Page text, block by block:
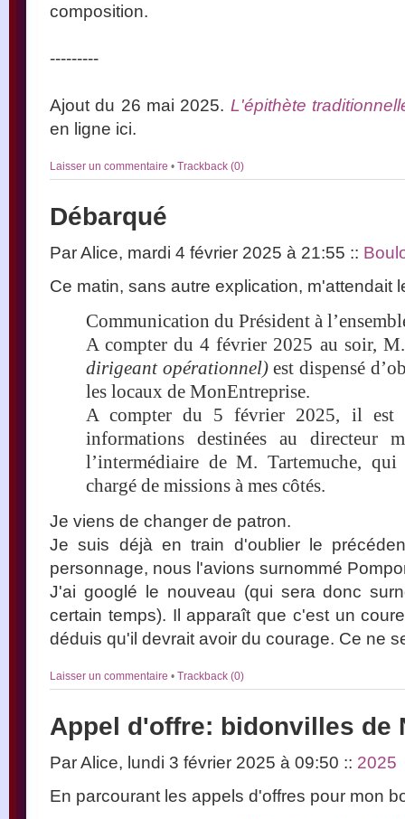
composition.
---------
Ajout du 26 mai 2025. L'épithète
en ligne ici.
Laisser un commentaire • Trackback (0)
Débarqué
Par Alice, mardi 4 février 2025 à 21:55 ::
Ce matin, sans autre explication, m'attendait
Communication du Président à
A compter du 4 février 2025 au soir,
dirigeant opérationnel)est dispensé
les locaux de MonEntreprise.
A compter du 5 février 2025, il est
informations destinées au directeur
l’intermédiaire de M. Tartemuche,
chargé de missions à mes côtés.
Je viens de changer de patron.
Je suis déjà en train d'oublier le
personnage, nous l'avions surnommé
J'ai googlé le nouveau (qui sera donc
certain temps). Il apparaît que c'est un
déduis qu'il devrait avoir du courage. Ce ne
Laisser un commentaire • Trackback (0)
Appel d'offre: bidonvilles de
Par Alice, lundi 3 février 2025 à 09:50 :: 2025
En parcourant les appels d'offres pour mon